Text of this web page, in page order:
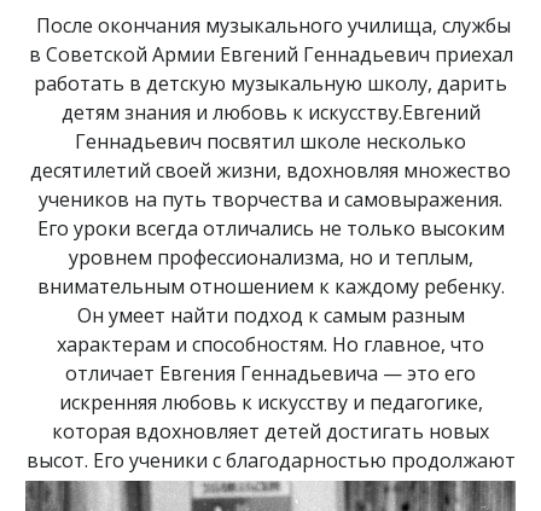
После окончания музыкального училища, службы
в Советской Армии Евгений Геннадьевич приехал
работать в детскую музыкальную школу, дарить
детям знания и любовь к искусству.Евгений
Геннадьевич посвятил школе несколько
десятилетий своей жизни, вдохновляя множество
учеников на путь творчества и самовыражения.
Его уроки всегда отличались не только высоким
уровнем профессионализма, но и теплым,
внимательным отношением к каждому ребенку.
Он умеет найти подход к самым разным
характерам и способностям. Но главное, что
отличает Евгения Геннадьевича — это его
искренняя любовь к искусству и педагогике,
которая вдохновляет детей достигать новых
высот. Его ученики с благодарностью продолжают